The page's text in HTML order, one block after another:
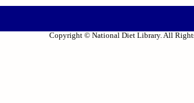
Copyright © National Diet Library. All